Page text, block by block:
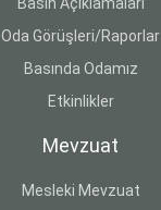
Basın Açıklamaları
Oda Görüşleri/Raporlar
Basında Odamız
Etkinlikler
Mevzuat
Mesleki Mevzuat